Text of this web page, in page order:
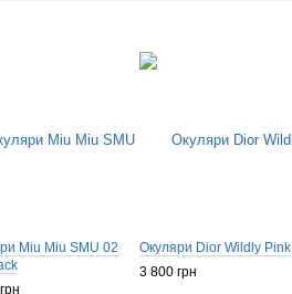
Miu Miu SMU 02
Окуляри Dior Wildly Pink
3 800 грн